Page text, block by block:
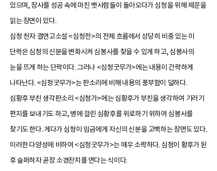
있으며, 장사를 성공 속에 마친 뱃사람들이 돌아오다가 심청을 위해 제문을
읽는 장면이 있다.
심청 천자 결연고소설 <심청전>의 전체 흐름에서 상당히 비중 있는 이
단락은 심청의 신분을 변화시켜 심봉사를 찾을 수 있게 하고, 심봉사의
눈을 뜨게 하는 단락이다. 그러나 <심청굿무가>에는 내용이 간략하게
나타난다. <심청굿무가>는 판소리에 비해 내용의 풍부함이 덜하다.
심황후 부친 생각판소리 <심청가>에는 심황후가 부친을 생각하여 기러기
편지를 보내기도 하고, 병에 걸린 심황후를 위로하기 위하여 심봉사를
찾기도 한다. 게다가 심청이 임금에게 자신의 신분을 고백하는 장면도 있다.
이러한 다양성에 비하여 <심청굿무가>는 매우 소략하다. 심청이 황후가 된
후 슬퍼하자 곧장 소경잔치를 연다는 식이다.